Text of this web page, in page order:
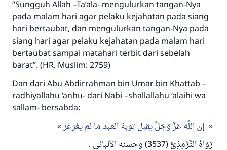
“Sungguh Allah –Ta’ala- mengulurkan tangan-Nya
pada malam hari agar pelaku kejahatan pada siang
hari bertaubat, dan mengulurkan tangan-Nya pada
siang hari agar pelaku kejahatan pada malam hari
bertaubat sampai matahari terbit dari sebelah
barat”. (HR. Muslim: 2759)
Dan dari Abu Abdirrahman bin Umar bin Khattab –
radhiyallahu ‘anhu- dari Nabi –shallallahu ‘alaihi wa
sallam- bersabda:
إن اللَّه عَزَّ وَجَلَّ يقبل توبة العبد ما لم يغرغر
رَوَاهُ الْتِّرْمِذِيُّ (3537) وحسنه الألباني .
Saham